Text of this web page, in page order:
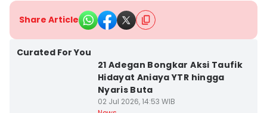
Share Article
Curated For You
21 Adegan Bongkar Aksi Taufik
Hidayat Aniaya YTR hingga
Nyaris Buta
02 Jul 2026, 14:53 WIB